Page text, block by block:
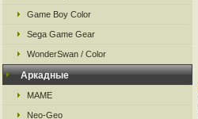
Game Boy Color
Sega Game Gear
WonderSwan / Color
Аркадные
MAME
Neo-Geo